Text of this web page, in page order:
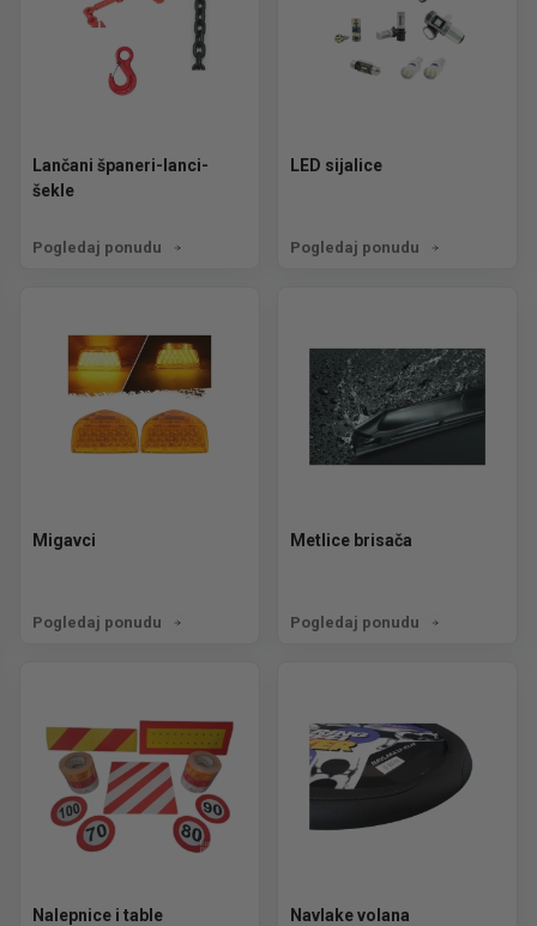
Lančani španeri-lanci-
šekle
Pogledaj ponudu
LED sijalice
Pogledaj ponudu
Migavci
Pogledaj ponudu
Metlice brisača
Pogledaj ponudu
Nalepnice i table Navlake volana